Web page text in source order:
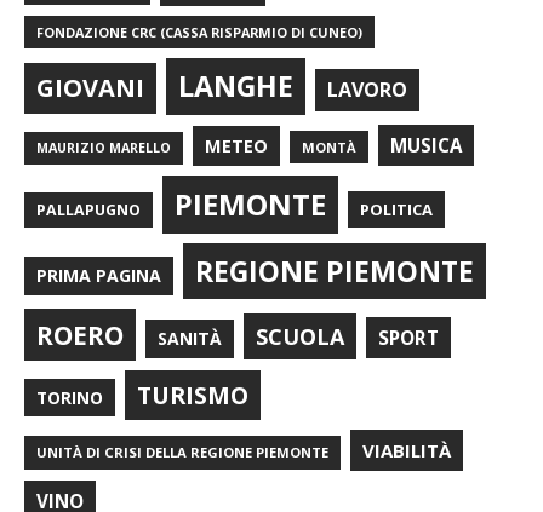
FONDAZIONE CRC (CASSA RISPARMIO DI CUNEO)
GIOVANI LANGHE LAVORO
MAURIZIO MARELLO METEO MONTÀ MUSICA
PALLAPUGNO PIEMONTE POLITICA
PRIMA PAGINA REGIONE PIEMONTE
ROERO SANITÀ SCUOLA SPORT
TORINO TURISMO
UNITÀ DI CRISI DELLA REGIONE PIEMONTE VIABILITÀ
VINO